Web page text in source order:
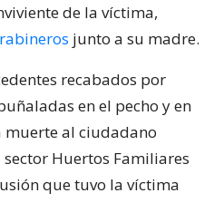
de la víctima,
junto a su madre.
recabados por
en el pecho y en
muerte al ciudadano
Huertos Familiares
que tuvo la víctima